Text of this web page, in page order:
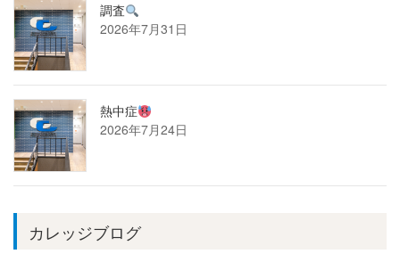
調査
2026年7月31日
熱中症
2026年7月24日
カレッジブログ